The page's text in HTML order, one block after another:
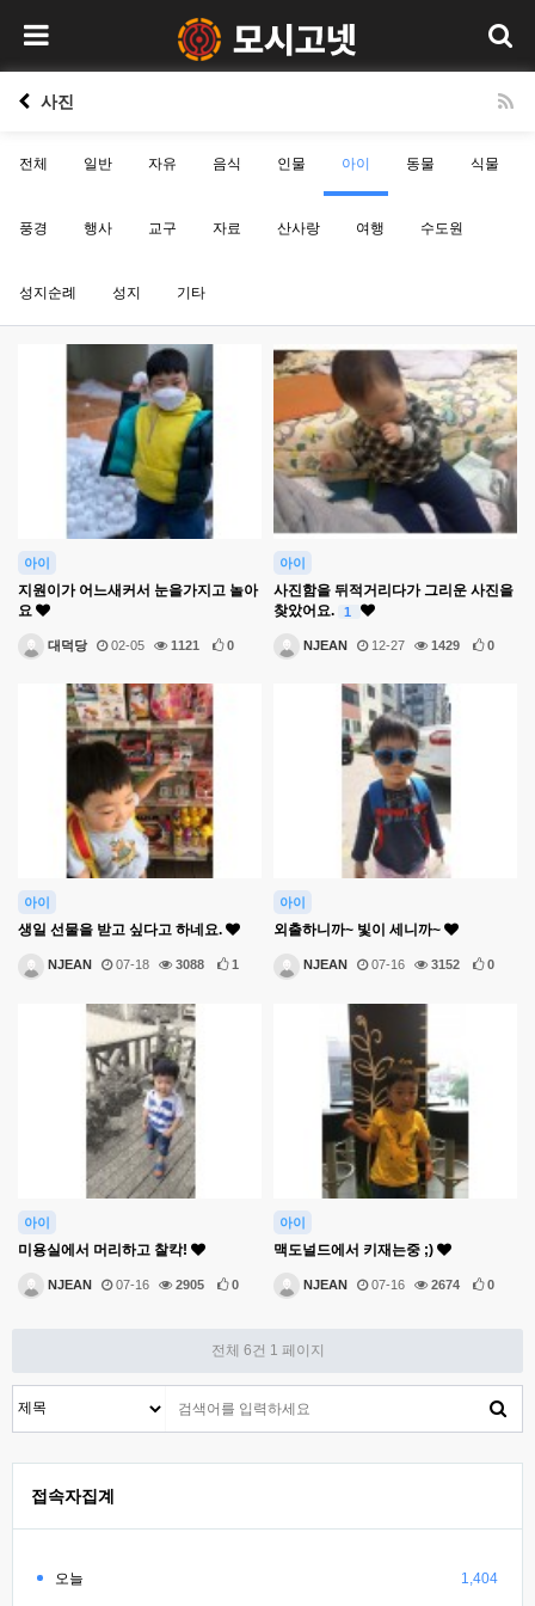
사진
전체 일반 자유 음식 인물 아이 동물 식물
풍경 행사 교구 자료 산사랑 여행 수도원
성지순례 성지 기타
아이
지원이가 어느새커서 눈을가지고 놀아
요
대덕당 02-05 1121 0
아이
사진함을 뒤적거리다가 그리운 사진을
찾았어요.
1
NJEAN 12-27 1429 0
아이
생일 선물을 받고 싶다고 하네요.
NJEAN 07-18 3088 1
아이
외출하니까~ 빛이 세니까~
NJEAN 07-16 3152 0
아이
미용실에서 머리하고 찰칵!
NJEAN 07-16 2905 0
아이
맥도널드에서 키재는중 ;)
NJEAN 07-16 2674 0
전체 6건 1 페이지
접속자집계
오늘 1,404